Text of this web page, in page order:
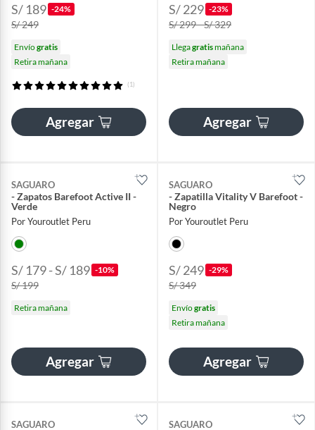
S/ 189 -24%
S/ 249
Envíogratis
Retira mañana
(1)
Agregar
S/ 229 -23%
S/ 299 - S/ 329
Llegagratismañana
Retira mañana
Agregar
SAGUARO
- Zapatos Barefoot Active II -
Verde
Por Youroutlet Peru
S/ 179 - S/ 189 -10%
S/ 199
Retira mañana
Agregar
SAGUARO
- Zapatilla Vitality V Barefoot -
Negro
Por Youroutlet Peru
S/ 249 -29%
S/ 349
Envíogratis
Retira mañana
Agregar
SAGUARO SAGUARO